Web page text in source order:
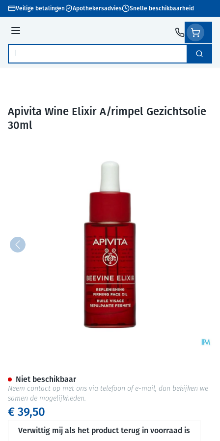
Ga naar de inhoud
Veilige betalingen Apothekersadvies Snelle beschikbaarheid
Menu
Product, merk, categorie... Zoek
Apivita Wine Elixir A/rimpel Gezichtsolie
30ml
€ 39,50
Verwittig mij als het product terug in voorraad is
Niet beschikbaar
Neem contact op met ons via telefoon of e-mail, dan bekijken we
samen de mogelijkheden.